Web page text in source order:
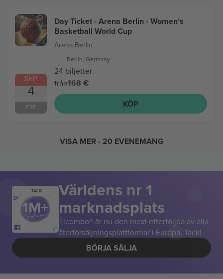
SEP.
4
FRE
Day Ticket - Arena Berlin - Women’s
Basketball World Cup
Arena Berlin
Berlin, Germany
24 biljetter
från168 €
KÖP
VISA MER- 20 EVENEMANG
TACK! Världens nr 1
marknadsplats
Ticombo® är nu den mest efterföljda av alla
återförsäljningsplattformar i Europa. Tack!
BÖRJA SÄLJA